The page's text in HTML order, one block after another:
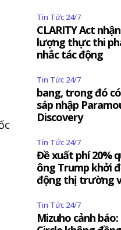
Tin Tức 24/7
CLARITY Act
lượng thực thi
nhắc tác động
Tin Tức 24/7
bang, trong đó
sáp nhập
Discovery
Tin Tức 24/7
Đề xuất phí 20%
ông Trump khởi
động thị trường
Tin Tức 24/7
Mizuho cảnh